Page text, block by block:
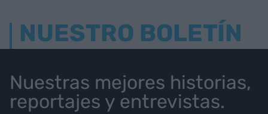
NUESTRO BOLETÍN
Nuestras mejores historias,
reportajes y entrevistas.